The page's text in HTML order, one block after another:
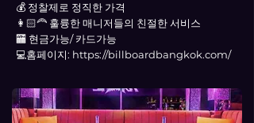
💰 정찰제로 정직한 가격
👩🏻‍🦰 훌륭한 매니저들의 친절한 서비스
🏧 현금가능/ 카드가능
💻홈페이지: https://billboardbangkok.com/